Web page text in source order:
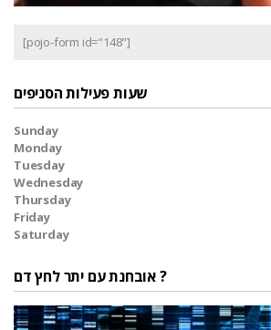
[pojo-form id="148"]
שעות פעילות הסניפים
Sunday
Monday
Tuesday
Wednesday
Thursday
Friday
Saturday
אובחנת עם יתר לחץ דם ?